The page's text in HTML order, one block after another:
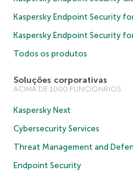
Kaspersky Endpoint Security
Kaspersky Endpoint Security
Todos os produtos
Soluções corporativas
ACIMA DE 1000 FUNCIONRIOS
Kaspersky Next
Cybersecurity Services
Threat Management and
Endpoint Security